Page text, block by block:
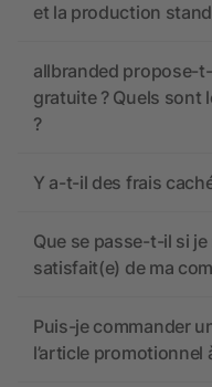
et la production
allbranded propose-
gratuite ? Quels sont
?
Y a-t-il des frais
Que se passe-t-il si
satisfait(e) de ma
Puis-je commander
l’article promotionnel